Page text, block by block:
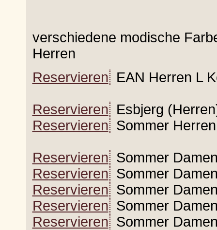
verschiedene modische
Herren
Reservieren EAN Herren L
Reservieren Esbjerg
Reservieren Sommer
Reservieren Sommer
Reservieren Sommer
Reservieren Sommer
Reservieren Sommer
Reservieren Sommer